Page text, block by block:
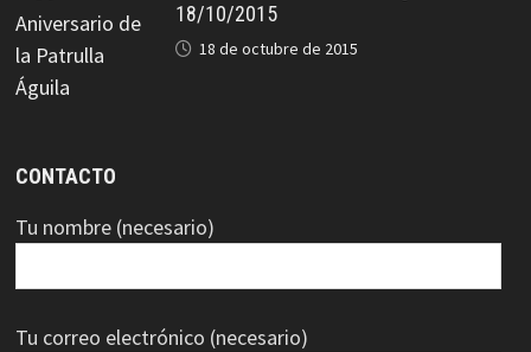
18/10/2015
18 de octubre de 2015
CONTACTO
Tu nombre (necesario)
Tu correo electrónico (necesario)